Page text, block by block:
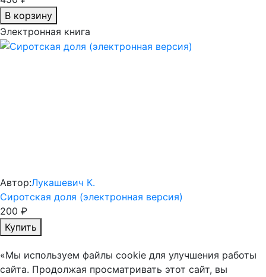
В корзину
Электронная книга
Автор:Лукашевич К.
Сиротская доля (электронная версия)
200 ₽
Купить
«Мы используем файлы cookie для улучшения работы
сайта. Продолжая просматривать этот сайт, вы